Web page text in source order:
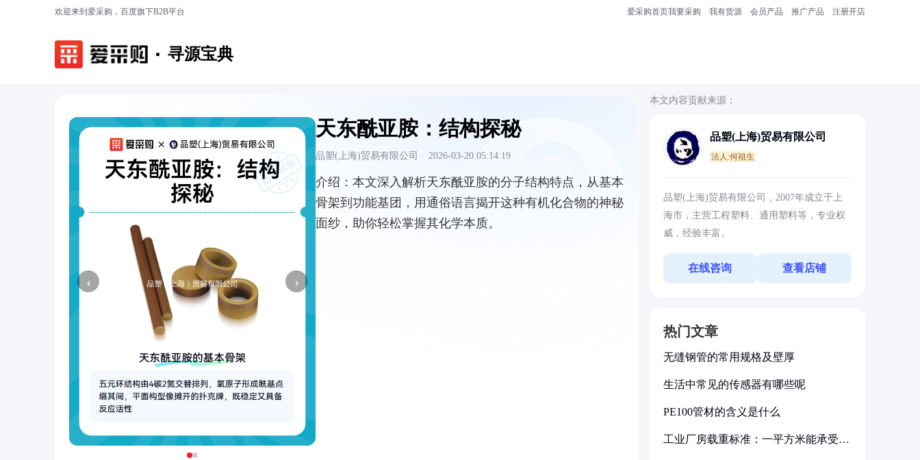
欢迎来到爱采购，百度旗下B2B平台 爱采购首页我要采购 我有货源 会员产品 推广产品 注册开店
寻源宝典
‹ ›
天东酰亚胺：结构探秘
品塑(上海)贸易有限公司 · 2026-03-20 05:14:19
介绍： 本文深入解析天东酰亚胺的分子结构特点，从基本
骨架到功能基团，用通俗语言揭开这种有机化合物的神秘
面纱，助你轻松掌握其化学本质。
本文内容贡献来源：
品塑(上海)贸易有限公司
法人:何祖生
品塑(上海)贸易有限公司，2007年成立于上
海市，主营工程塑料、通用塑料等，专业权
威，经验丰富。
在线咨询 查看店铺
热门文章
无缝钢管的常用规格及壁厚
生活中常见的传感器有哪些呢
PE100管材的含义是什么
工业厂房载重标准：一平方米能承受多